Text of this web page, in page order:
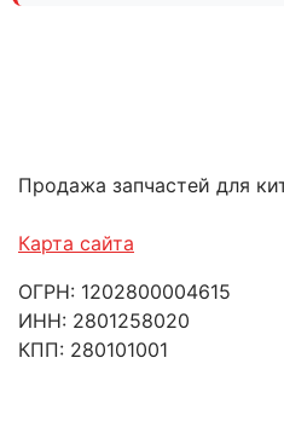
Продажа запчастей для
Карта сайта
ОГРН: 1202800004615
ИНН: 2801258020
КПП: 280101001